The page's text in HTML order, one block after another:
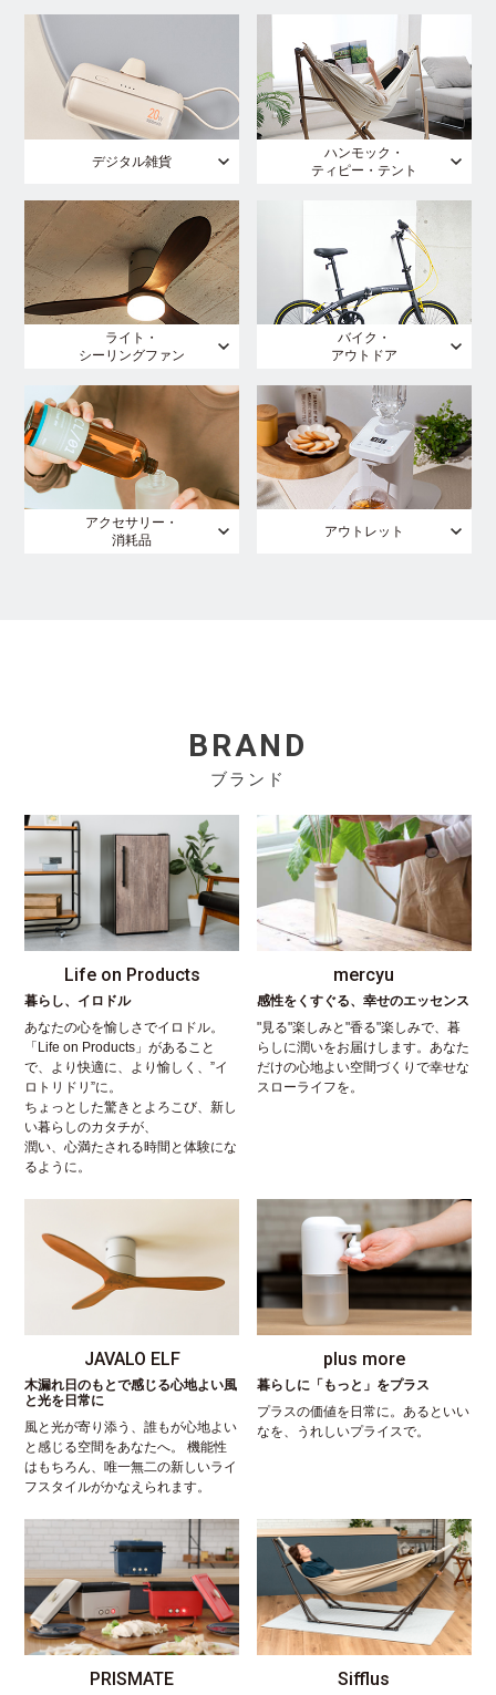
デジタル雑貨
ハンモック・
ティピー・テント
ライト・
シーリングファン
バイク・
アウトドア
アクセサリー・
消耗品
アウトレット
BRAND
ブランド
Life on Products
暮らし、イロドル
あなたの心を愉しさでイロドル。
「Life on Products」があること
で、より快適に、より愉しく、”イ
ロトリドリ”に。
ちょっとした驚きとよろこび、新し
い暮らしのカタチが、
潤い、心満たされる時間と体験にな
るように。
mercyu
感性をくすぐる、幸せのエッセンス
"見る"楽しみと"香る"楽しみで、暮
らしに潤いをお届けします。あなた
だけの心地よい空間づくりで幸せな
スローライフを。
JAVALO ELF
木漏れ日のもとで感じる心地よい風
と光を日常に
風と光が寄り添う、誰もが心地よい
と感じる空間をあなたへ。 機能性
はもちろん、唯一無二の新しいライ
フスタイルがかなえられます。
plus more
暮らしに「もっと」をプラス
プラスの価値を日常に。あるといい
なを、うれしいプライスで。
PRISMATE Sifflus